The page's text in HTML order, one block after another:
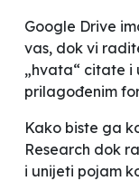
Google Drive
vas, dok vi
„hvata“ citate i
prilagođenim
Kako biste ga
Research dok
i unijeti pojam